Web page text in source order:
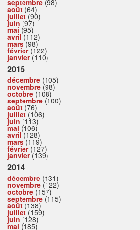
septembre (98)
août (64)
juillet(90)
juin (97)
mai (95)
avril(112)
mars(98)
février(122)
janvier(110)
2015
décembre (105)
novembre (98)
octobre (108)
septembre (100)
août (76)
juillet(106)
juin (113)
mai (106)
avril(128)
mars(119)
février(127)
janvier(139)
2014
décembre (131)
novembre (122)
octobre (157)
septembre (115)
août (138)
juillet(159)
juin (128)
mai (185)